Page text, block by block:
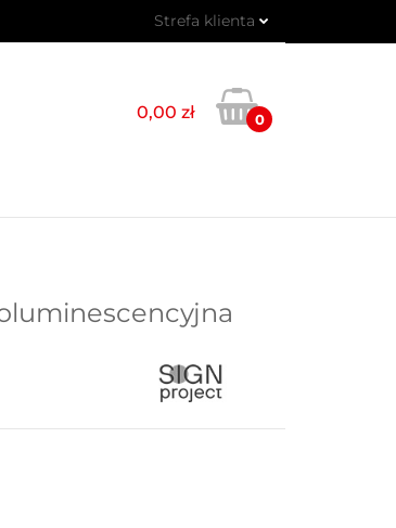
Strefa klienta
Zarejestruj się
Dodaj zgłoszenie
0,00 zł 0